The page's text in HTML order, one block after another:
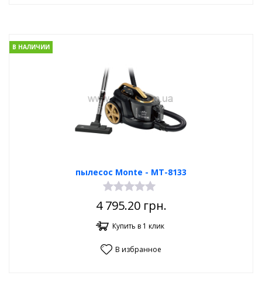
пылесос Monte - MT-8133
В НАЛИЧИИ
4 795.20грн.
Купить в 1 клик
В избранное